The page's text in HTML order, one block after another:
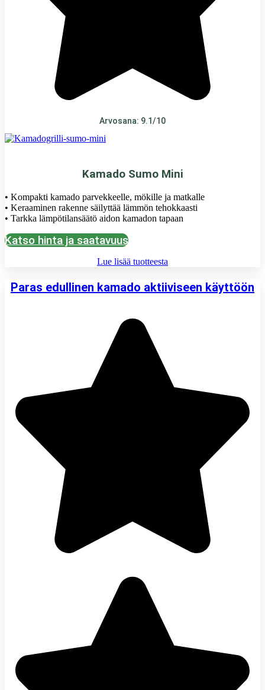
Arvosana: 9.1/10
Kamado Sumo Mini
• Kompakti kamado parvekkeelle, mökille ja matkalle
• Keraaminen rakenne säilyttää lämmön tehokkaasti
• Tarkka lämpötilansäätö aidon kamadon tapaan
Katso hinta ja saatavuus
Lue lisää tuotteesta
Paras edullinen kamado aktiiviseen käyttöön